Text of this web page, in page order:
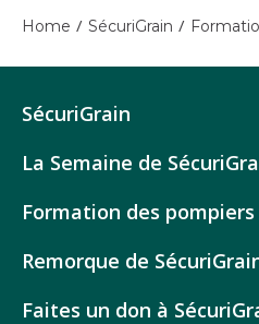
Home / SécuriGrain /
SécuriGrain
La Semaine de
Formation des pompiers
Remorque de
Faites un don à